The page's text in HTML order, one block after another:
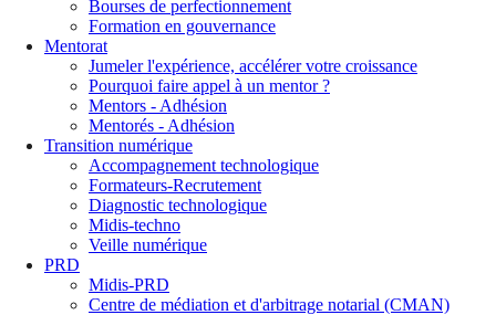
Bourses de perfectionnement
Formation en gouvernance
Mentorat
Jumeler l'expérience, accélérer votre croissance
Pourquoi faire appel à un mentor ?
Mentors - Adhésion
Mentorés - Adhésion
Transition numérique
Accompagnement technologique
Formateurs-Recrutement
Diagnostic technologique
Midis-techno
Veille numérique
PRD
Midis-PRD
Centre de médiation et d'arbitrage notarial (CMAN)